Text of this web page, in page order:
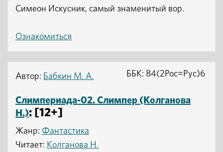
Симеон Искусник, самый знаменитый вор.
Ознакомиться
Автор: Бабкин М. А.
Слимпериада-02. Слимпер (Колганова
Н.): [12+]
Жанр: Фантастика
Читает: Колганова Н.
ББК: 84(2Рос=Рус)6